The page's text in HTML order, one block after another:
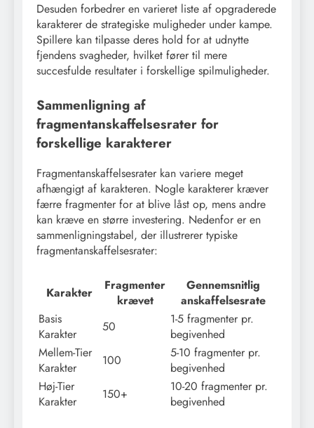
Desuden forbedrer en varieret liste af opgraderede
karakterer de strategiske muligheder under kampe.
Spillere kan tilpasse deres hold for at udnytte
fjendens svagheder, hvilket fører til mere
succesfulde resultater i forskellige spilmuligheder.
Sammenligning af
fragmentanskaffelsesrater for
forskellige karakterer
Fragmentanskaffelsesrater kan variere meget
afhængigt af karakteren. Nogle karakterer kræver
færre fragmenter for at blive låst op, mens andre
kan kræve en større investering. Nedenfor er en
sammenligningstabel, der illustrerer typiske
fragmentanskaffelsesrater:
Karakter
Fragmenter
krævet
Gennemsnitlig
anskaffelsesrate
Basis
Karakter
50
1-5 fragmenter pr.
begivenhed
Mellem-Tier
Karakter
100
5-10 fragmenter pr.
begivenhed
Høj-Tier
Karakter
150+
10-20 fragmenter pr.
begivenhed